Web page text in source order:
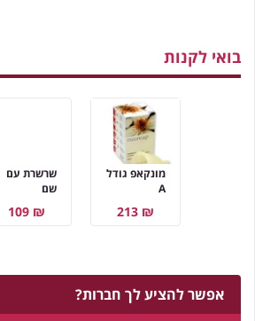
בואי לקנות
שרשרת עם
שם
₪ 109
מונקאפ גודל
A
₪ 213
אפשר להציע לך חברות?